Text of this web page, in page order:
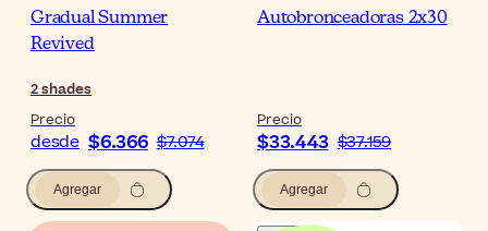
Gradual Summer
Revived
2shades
Precio
desde $6.366 $7.074
Agregar
Autobronceadoras 2x30
Precio
$33.443 $37.159
Agregar